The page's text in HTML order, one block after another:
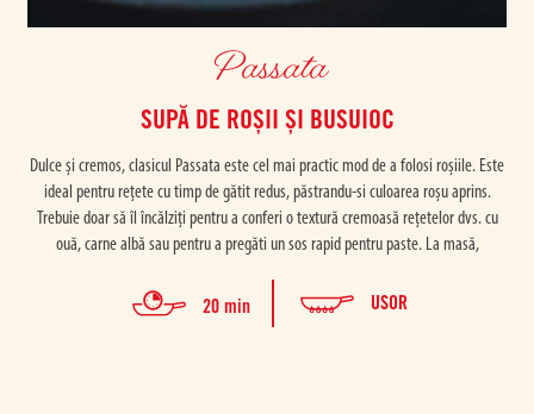
Passata
SUPĂ DE ROȘII ȘI BUSUIOC
Dulce și cremos, clasicul Passata este cel mai practic mod de a folosi roșiile. Este
ideal pentru rețete cu timp de gătit redus, păstrandu-si culoarea roșu aprins.
Trebuie doar să îl încălziți pentru a conferi o textură cremoasă rețetelor dvs. cu
ouă, carne albă sau pentru a pregăti un sos rapid pentru paste. La masă,
20 min USOR